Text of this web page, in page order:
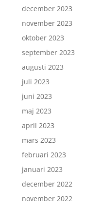
december 2023
november 2023
oktober 2023
september 2023
augusti 2023
juli 2023
juni 2023
maj 2023
april 2023
mars 2023
februari 2023
januari 2023
december 2022
november 2022